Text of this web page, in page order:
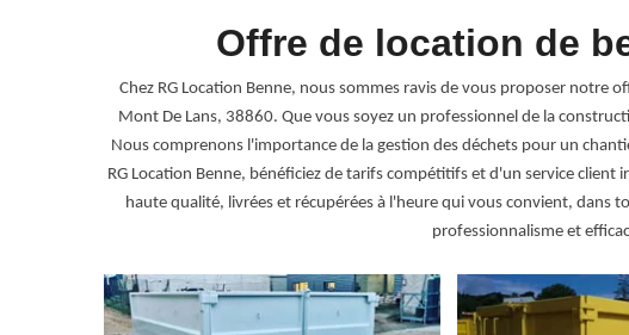
Offre de location de
Chez RG Location Benne, nous sommes ravis de vous proposer notre
Mont De Lans, 38860. Que vous soyez un professionnel de la
Nous comprenons l'importance de la gestion des déchets pour un
RG Location Benne, bénéficiez de tarifs compétitifs et d'un service
haute qualité, livrées et récupérées à l'heure qui vous convient, dans
professionnalisme et